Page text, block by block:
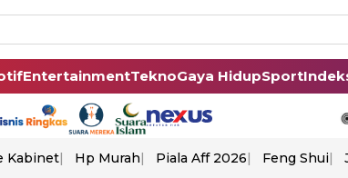
EntertainmentTeknoGaya HidupSport
Kabinet Hp Murah Piala Aff 2026 Feng Shui